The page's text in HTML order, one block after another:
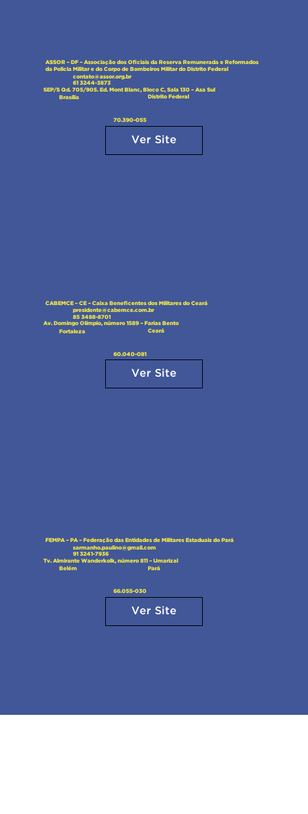
ASSOR – DF – Associação dos Oficiais da Reserva Remunerada e Reformados
da Policia Militar e do Corpo de Bombeiros Militar do Distrito Federal
contato@assor.org.br
61 3244-3873
SEP/S Qd. 705/905. Ed. Mont Blanc, Bloco C, Sala 130 – Asa Sul
Brasília
Distrito Federal
70.390-055
Ver Site
CABEMCE – CE – Caixa Beneficentes dos Militares do Ceará
presidente@cabemce.com.br
85 3488-8701
Av. Domingo Olímpio, número 1589 – Farias Bento
Fortaleza
Ceará
60.040-081
Ver Site
FEMPA – PA – Federação das Entidades de Militares Estaduais do Pará
sarmanho.paulino@gmail.com
91 3241-7936
Tv. Almirante Wanderkolk, número 811 – Umarizal
Belém
Pará
66.055-030
Ver Site